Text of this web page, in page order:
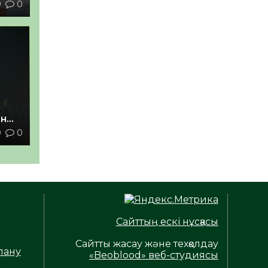
0
0
Сайттың ескі нұсқасы
Сайтты жасау және техқолдау
«Beoblood» веб-студиясы